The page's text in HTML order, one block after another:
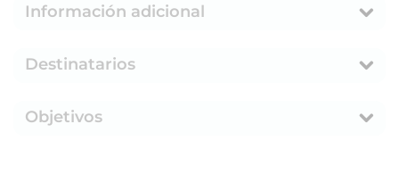
Información adicional
Destinatarios
Objetivos